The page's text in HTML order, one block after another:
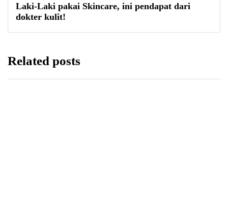
Laki-Laki pakai Skincare, ini pendapat dari
dokter kulit!
Related posts